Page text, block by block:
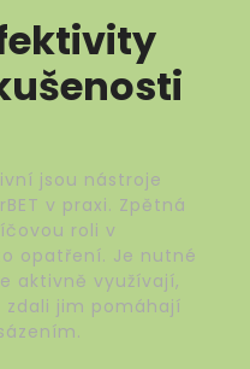
jsou nástroje
v praxi. Zpětná
roli v
opatření. Je nutné
aktivně využívají,
zdali jim pomáhají